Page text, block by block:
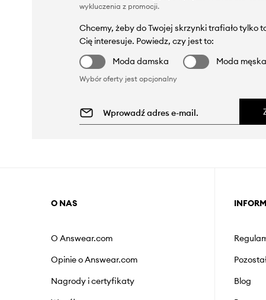
wykluczenia z promocji.
Chcemy, żeby do Twojej skrzynki trafiało tylko
Cię interesuje. Powiedz, czy jest to:
Moda damska
Moda męska
Wybór oferty jest opcjonalny
O NAS
O Answear.com
Opinie o Answear.com
Nagrody i certyfikaty
Blog